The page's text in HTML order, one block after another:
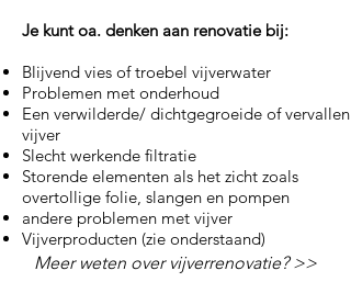
Je kunt oa. denken aan renovatie bij:
Blijvend vies of troebel vijverwater
Problemen met onderhoud
Een verwilderde/ dichtgegroeide of vervallen
vijver
Slecht werkende filtratie
Storende elementen als het zicht zoals
overtollige folie, slangen en pompen
andere problemen met vijver
Vijverproducten (zie onderstaand)
Meer weten over vijverrenovatie? >>